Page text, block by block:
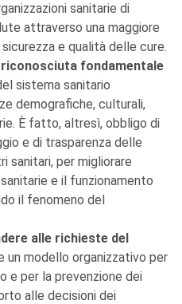
sanitarie di
attraverso una maggiore
e qualità delle cure.
fondamentale
sistema sanitario
demografiche, culturali,
È fatto, altresì, obbligo di
e di trasparenza delle
sanitari, per migliorare
e il funzionamento
il fenomeno del
alle richieste del
un modello organizzativo per
e per la prevenzione dei
alle decisioni dei